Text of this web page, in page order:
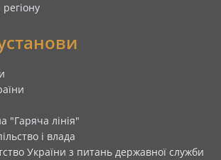
"Гаряча лінія"
і влада
України з питань державної служби